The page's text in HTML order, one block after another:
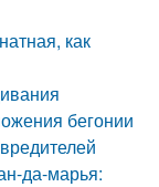
как
бегонии
да-марья: